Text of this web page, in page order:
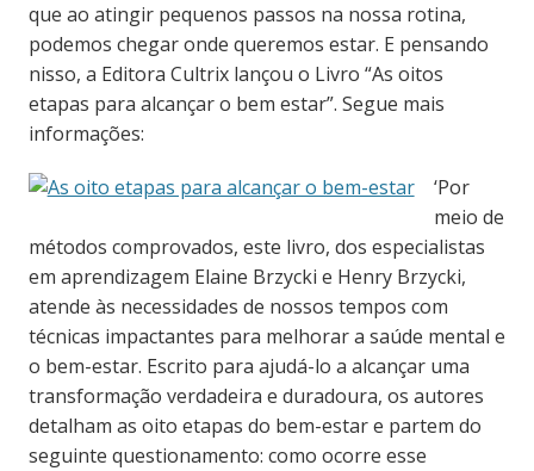
que ao atingir pequenos passos na nossa rotina,
podemos chegar onde queremos estar. E pensando
nisso, a Editora Cultrix lançou o Livro “As oitos
etapas para alcançar o bem estar”. Segue mais
informações:
‘Por
meio de
métodos comprovados, este livro, dos especialistas
em aprendizagem Elaine Brzycki e Henry Brzycki,
atende às necessidades de nossos tempos com
técnicas impactantes para melhorar a saúde mental e
o bem-estar. Escrito para ajudá-lo a alcançar uma
transformação verdadeira e duradoura, os autores
detalham as oito etapas do bem-estar e partem do
seguinte questionamento: como ocorre esse